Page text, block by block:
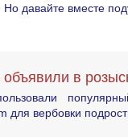
Но давайте вместе
в
для вербовки